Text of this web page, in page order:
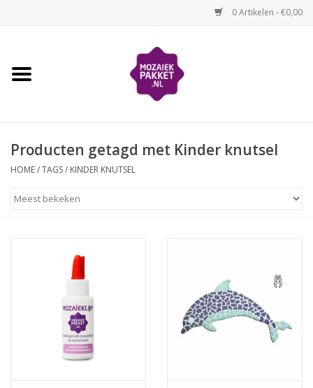
0 Artikelen - €0,00
Home
Volwassenen
Hoe mozaïeken?
Video-instructies
Klantbeoordelingen
Producten getagd met Kinder knutsel
HOME/TAGS/ KINDER KNUTSEL